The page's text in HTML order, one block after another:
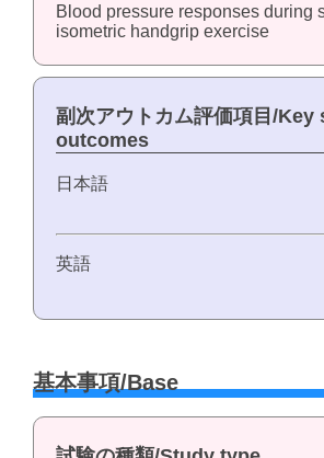
Blood pressure responses during
isometric handgrip exercise
副次アウトカム評価項目/
outcomes
日本語
英語
基本事項/Base